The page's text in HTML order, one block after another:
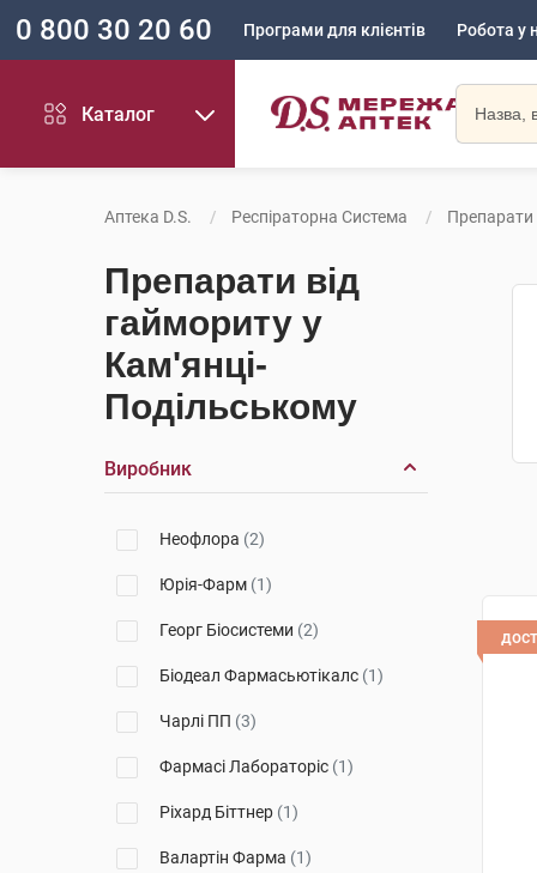
0 800 30 20 60 Програми для клієнтів Робота у
Каталог
Аптека D.S. Респіраторна Система Препарати
Препарати від
гаймориту у
Кам'янці-
Подільському
Виробник
Неофлора (2)
Юрія-Фарм (1)
Георг Біосистеми (2)
Біодеал Фармасьютікалс (1)
Чарлі ПП (3)
Фармасі Лабораторіс (1)
Ріхард Біттнер (1)
Валартін Фарма (1)